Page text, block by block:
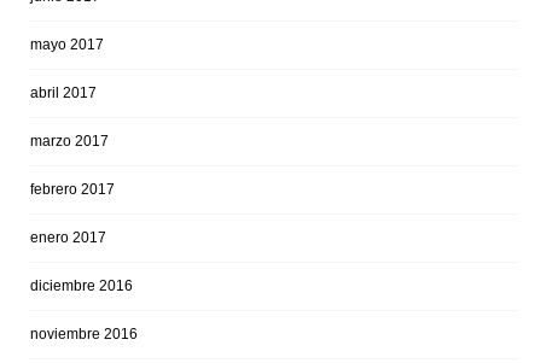
mayo 2017
abril 2017
marzo 2017
febrero 2017
enero 2017
diciembre 2016
noviembre 2016